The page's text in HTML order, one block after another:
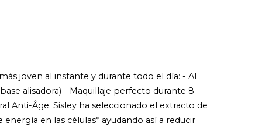
joven al instante y durante todo el día: - Al
alisadora) - Maquillaje perfecto durante 8
Anti-Âge. Sisley ha seleccionado el extracto de
en las células* ayudando así a reducir